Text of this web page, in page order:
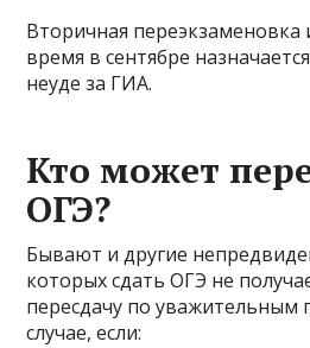
Вторичная
время в сентябре
неуде за ГИА.
Кто может
ОГЭ?
Бывают и другие
которых сдать ОГЭ не
пересдачу по
случае, если: